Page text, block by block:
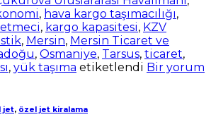
, hava kargo taşımacılığı,
, kargo kapasitesi, KZV
, Mersin, Mersin Ticaret ve
, Osmaniye, Tarsus, ticaret,
, yük taşıma etiketlendi Bir yorum
jet, özel jet kiralama